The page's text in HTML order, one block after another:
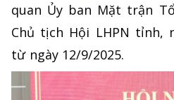
quan Ủy ban Mặt trận
Chủ tịch Hội LHPN tỉnh,
từ ngày 12/9/2025.